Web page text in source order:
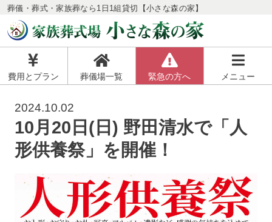
葬儀・葬式・家族葬なら1日1組貸切【小さな森の家】
費用とプラン 葬儀場一覧 緊急の方へ メニュー
2024.10.02
10月20日(日) 野田清水で「人
形供養祭」を開催！